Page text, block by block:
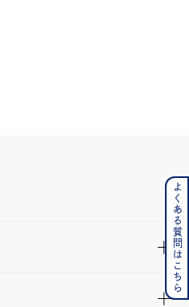
よくある質問はこちら